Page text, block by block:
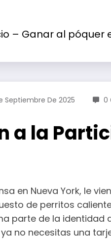
– Ganar al póquer
Septiembre De 2025 0
a la
en Nueva York, le
de perritos
parte de la identidad
no necesitas una